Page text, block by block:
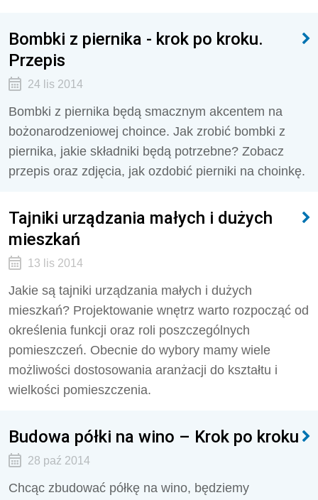
Bombki z piernika - krok po kroku.
Przepis
24 lis 2014
Bombki z piernika będą smacznym akcentem na
bożonarodzeniowej choince. Jak zrobić bombki z
piernika, jakie składniki będą potrzebne? Zobacz
przepis oraz zdjęcia, jak ozdobić pierniki na choinkę.
Tajniki urządzania małych i dużych
mieszkań
13 lis 2014
Jakie są tajniki urządzania małych i dużych
mieszkań? Projektowanie wnętrz warto rozpocząć od
określenia funkcji oraz roli poszczególnych
pomieszczeń. Obecnie do wybory mamy wiele
możliwości dostosowania aranżacji do kształtu i
wielkości pomieszczenia.
Budowa półki na wino – Krok po kroku
28 paź 2014
Chcąc zbudować półkę na wino, będziemy